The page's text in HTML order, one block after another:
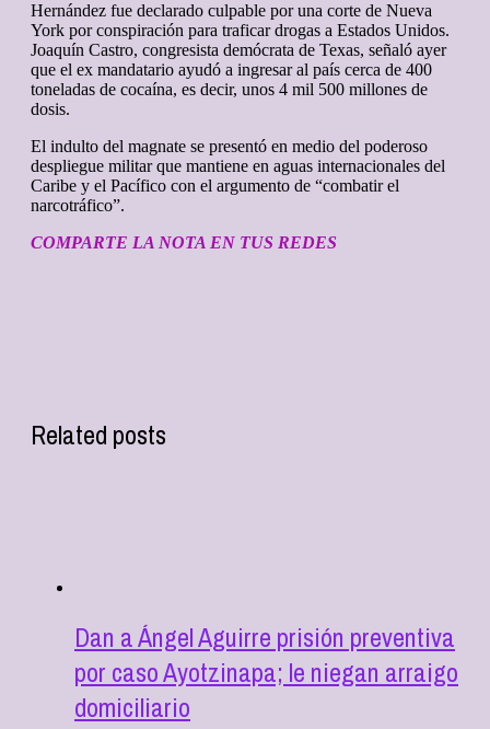
Hernández fue declarado culpable por una corte de Nueva
York por conspiración para traficar drogas a Estados Unidos.
Joaquín Castro, congresista demócrata de Texas, señaló ayer
que el ex mandatario ayudó a ingresar al país cerca de 400
toneladas de cocaína, es decir, unos 4 mil 500 millones de
dosis.
El indulto del magnate se presentó en medio del poderoso
despliegue militar que mantiene en aguas internacionales del
Caribe y el Pacífico con el argumento de “combatir el
narcotráfico”.
COMPARTE LA NOTA EN TUS REDES
Related posts
Dan a Ángel Aguirre prisión preventiva
por caso Ayotzinapa; le niegan arraigo
domiciliario